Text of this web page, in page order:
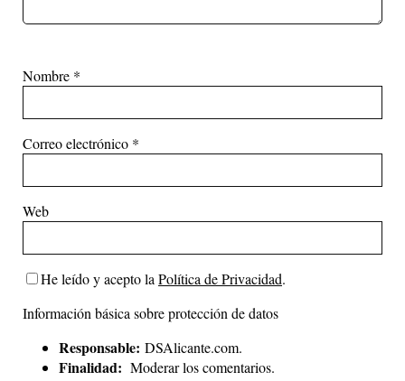
Nombre *
Correo electrónico *
Web
He leído y acepto la Política de Privacidad.
Información básica sobre protección de datos
Responsable: DSAlicante.com.
Finalidad: Moderar los comentarios.